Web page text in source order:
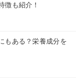
徴も紹介！
もある？栄養成分を